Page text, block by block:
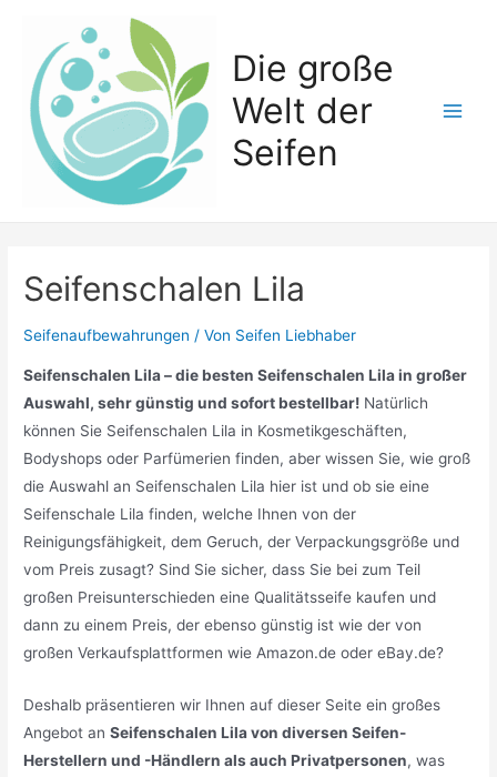
springen
Die große
Welt der
Seifen
Seifenschalen Lila
Seifenaufbewahrungen / Von Seifen Liebhaber
Seifenschalen Lila – die besten Seifenschalen Lila in großer
Auswahl, sehr günstig und sofort bestellbar! Natürlich
können Sie Seifenschalen Lila in Kosmetikgeschäften,
Bodyshops oder Parfümerien finden, aber wissen Sie, wie groß
die Auswahl an Seifenschalen Lila hier ist und ob sie eine
Seifenschale Lila finden, welche Ihnen von der
Reinigungsfähigkeit, dem Geruch, der Verpackungsgröße und
vom Preis zusagt? Sind Sie sicher, dass Sie bei zum Teil
großen Preisunterschieden eine Qualitätsseife kaufen und
dann zu einem Preis, der ebenso günstig ist wie der von
großen Verkaufsplattformen wie Amazon.de oder eBay.de?
Deshalb präsentieren wir Ihnen auf dieser Seite ein großes
Angebot anSeifenschalen Lila von diversen Seifen-
Herstellern und -Händlern als auch Privatpersonen, was